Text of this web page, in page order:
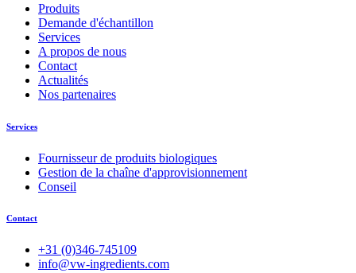
Produits
Demande d'échantillon
Services
A propos de nous
Contact
Actualités
Nos partenaires
Services
Fournisseur de produits biologiques
Gestion de la chaîne d'approvisionnement
Conseil
Contact
+31 (0)346-745109
info@vw-ingredients.com